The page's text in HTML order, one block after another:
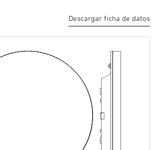
Descargar ficha de datos